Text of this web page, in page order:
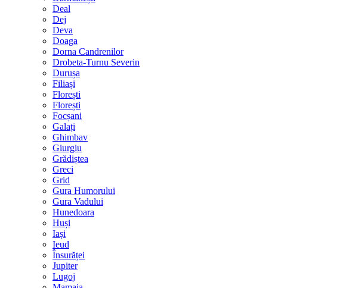
Deal
Dej
Deva
Doaga
Dorna Candrenilor
Drobeta-Turnu Severin
Durușa
Filiași
Florești
Florești
Focșani
Galați
Ghimbav
Giurgiu
Grădiștea
Greci
Grid
Gura Humorului
Gura Vadului
Hunedoara
Huși
Iași
Ieud
Însurăței
Jupiter
Lugoj